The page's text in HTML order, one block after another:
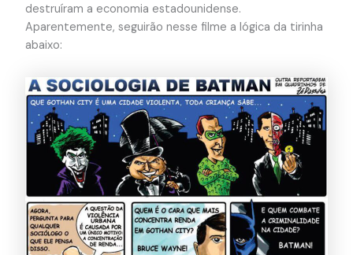
destruíram a economia estadounidense.
Aparentemente, seguirão nesse filme a lógica da tirinha
abaixo: